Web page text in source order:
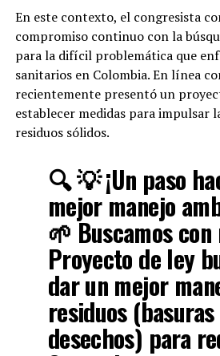
En este contexto, el congresista
compromiso continuo con la
para la difícil problemática que
sanitarios en Colombia. En línea
recientemente presentó un
establecer medidas para impulsar
residuos sólidos.
🔍 💡 ¡Un paso
mejor manejo
🌱 Buscamos
Proyecto de ley
dar un mejor
residuos
desechos) para